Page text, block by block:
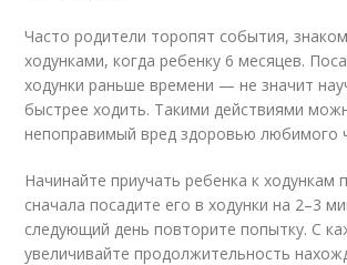
Часто родители торопят события,
ходунками, когда ребенку 6 месяцев.
ходунки раньше времени — не значит
быстрее ходить. Такими действиями
непоправимый вред здоровью любимого
Начинайте приучать ребенка к ходункам
сначала посадите его в ходунки на 2–3
следующий день повторите попытку. С
увеличивайте продолжительность